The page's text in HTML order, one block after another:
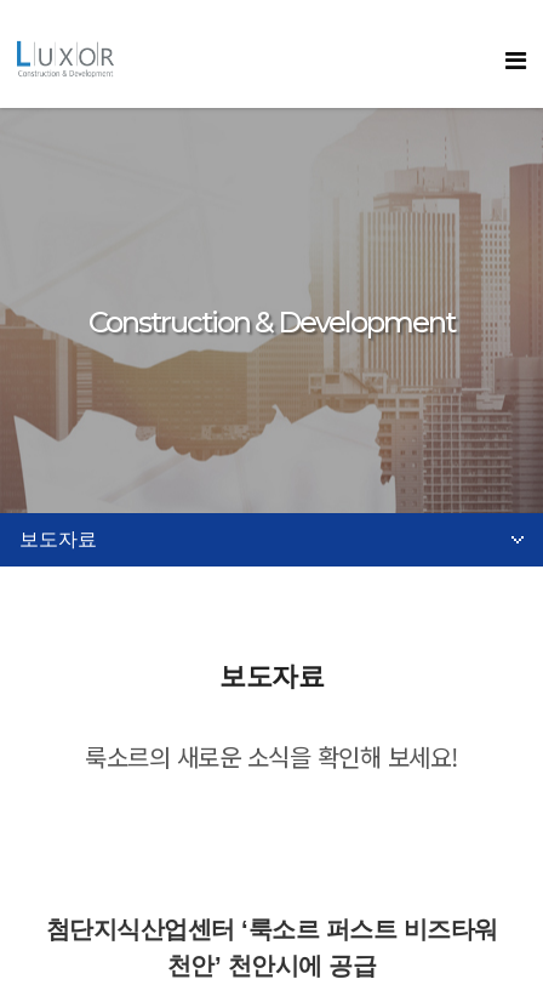
바로가기
Construction & Development
보도자료
룩소르의 새로운 소식을 확인해 보세요!
첨단지식산업센터 ‘룩소르 퍼스트 비즈타워
천안’ 천안시에 공급